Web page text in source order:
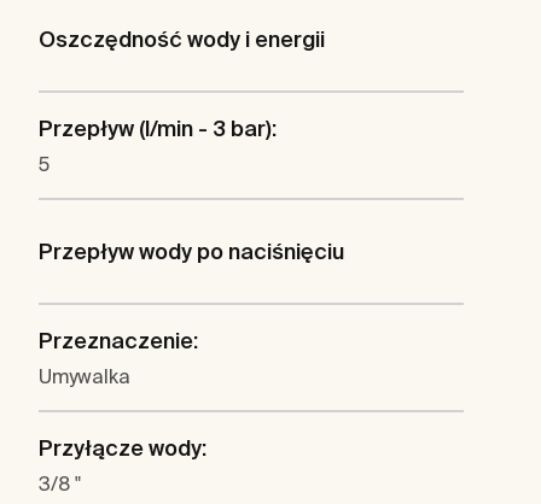
Oszczędność wody i energii
Przepływ (l/min - 3 bar):
5
Przepływ wody po naciśnięciu
Przeznaczenie:
Umywalka
Przyłącze wody:
3/8 "